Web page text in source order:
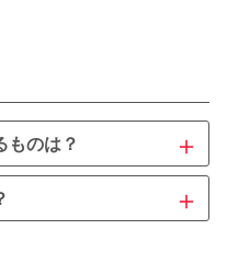
ものは？ ＋
り、常世を住処にしてい
＋